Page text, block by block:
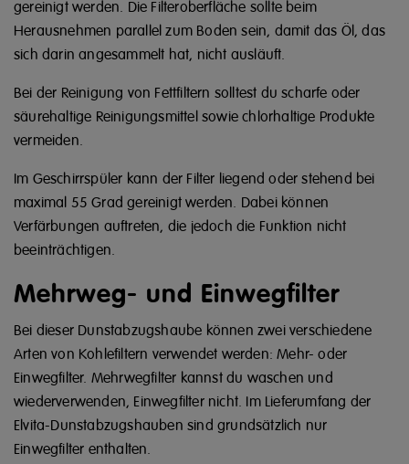
gereinigt werden. Die Filteroberfläche sollte beim
Herausnehmen parallel zum Boden sein, damit das Öl, das
sich darin angesammelt hat, nicht ausläuft.
Bei der Reinigung von Fettfiltern solltest du scharfe oder
säurehaltige Reinigungsmittel sowie chlorhaltige Produkte
vermeiden.
Im Geschirrspüler kann der Filter liegend oder stehend bei
maximal 55 Grad gereinigt werden. Dabei können
Verfärbungen auftreten, die jedoch die Funktion nicht
beeinträchtigen.
Mehrweg- und Einwegfilter
Bei dieser Dunstabzugshaube können zwei verschiedene
Arten von Kohlefiltern verwendet werden: Mehr- oder
Einwegfilter. Mehrwegfilter kannst du waschen und
wiederverwenden, Einwegfilter nicht. Im Lieferumfang der
Elvita-Dunstabzugshauben sind grundsätzlich nur
Einwegfilter enthalten.